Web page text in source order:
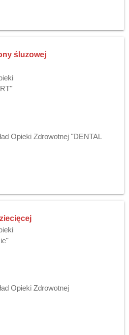
śluzowej
Opieki Zdrowotnej "DENTAL
Opieki Zdrowotnej